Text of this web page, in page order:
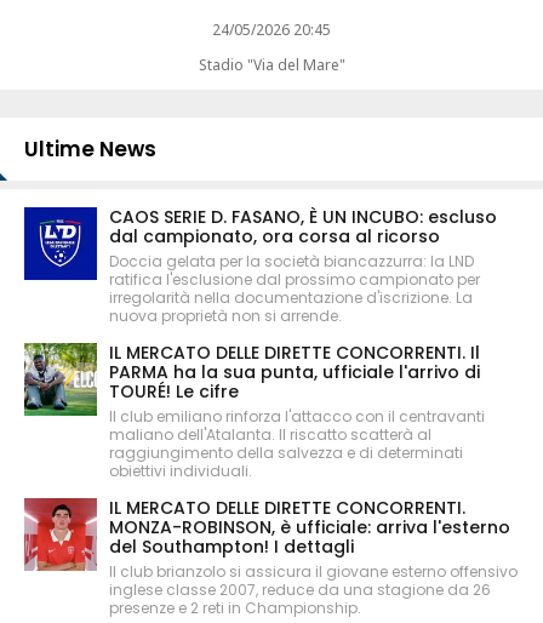
24/05/2026 20:45
Stadio "Via del Mare"
Ultime News
CAOS SERIE D. FASANO, È UN INCUBO: escluso
dal campionato, ora corsa al ricorso
Doccia gelata per la società biancazzurra: la LND
ratifica l'esclusione dal prossimo campionato per
irregolarità nella documentazione d'iscrizione. La
nuova proprietà non si arrende.
IL MERCATO DELLE DIRETTE CONCORRENTI. Il
PARMA ha la sua punta, ufficiale l'arrivo di
TOURÉ! Le cifre
Il club emiliano rinforza l'attacco con il centravanti
maliano dell'Atalanta. Il riscatto scatterà al
raggiungimento della salvezza e di determinati
obiettivi individuali.
IL MERCATO DELLE DIRETTE CONCORRENTI.
MONZA-ROBINSON, è ufficiale: arriva l'esterno
del Southampton! I dettagli
Il club brianzolo si assicura il giovane esterno offensivo
inglese classe 2007, reduce da una stagione da 26
presenze e 2 reti in Championship.